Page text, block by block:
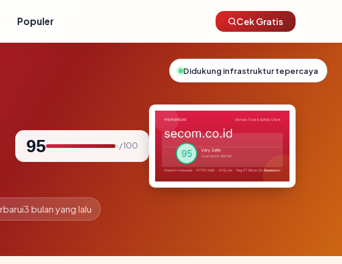
Populer Cek Gratis
95 / 100
3 bulan yang lalu
Didukung infrastruktur tepercaya